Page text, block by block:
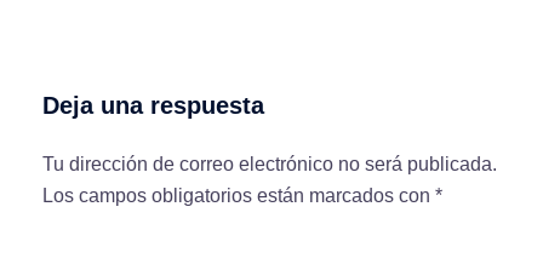
Deja una respuesta
Tu dirección de correo electrónico no será publicada.
Los campos obligatorios están marcados con *